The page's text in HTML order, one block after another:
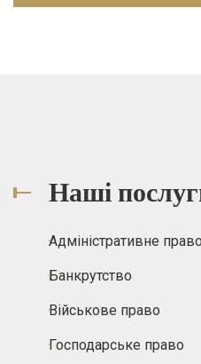
Наші
Адміністративне право
Банкрутство
Військове право
Господарське право